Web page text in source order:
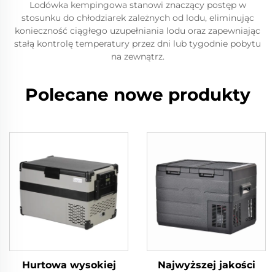
Lodówka kempingowa stanowi znaczący postęp w
stosunku do chłodziarek zależnych od lodu, eliminując
konieczność ciągłego uzupełniania lodu oraz zapewniając
stałą kontrolę temperatury przez dni lub tygodnie pobytu
na zewnątrz.
Polecane nowe produkty
Hurtowa wysokiej
Najwyższej jakości